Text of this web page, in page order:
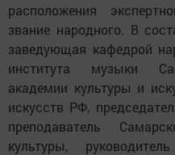
расположения
звание народного. В
заведующая кафедрой
института музыки
академии культуры и
искусств РФ,
преподаватель
культуры,